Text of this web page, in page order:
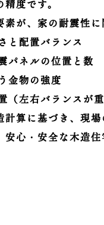
度です。
素が、家の耐震性
と配置バランス
パネルの位置と数
金物の強度
（左右バランスが重
計算に基づき、現
安心・安全な木造